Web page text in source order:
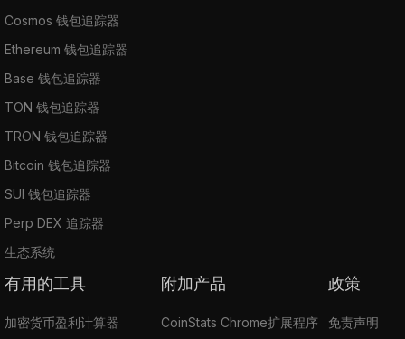
Cosmos 钱包追踪器
Ethereum 钱包追踪器
Base 钱包追踪器
TON 钱包追踪器
TRON 钱包追踪器
Bitcoin 钱包追踪器
SUI 钱包追踪器
Perp DEX 追踪器
生态系统
有用的工具
加密货币盈利计算器
附加产品
CoinStats Chrome扩展程序
政策
免责声明